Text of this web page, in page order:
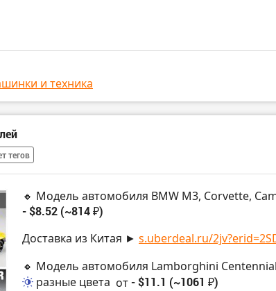
и техника
тегов
🔸 Модель автомобиля BMW M3, Corvette,
- $8.52 (~814 ₽)
Доставка из Китая ► s.uberdeal.ru/
🔸 Модель автомобиля Lamborghini Centennial
разные цвета от- $11.1 (~1061 ₽)